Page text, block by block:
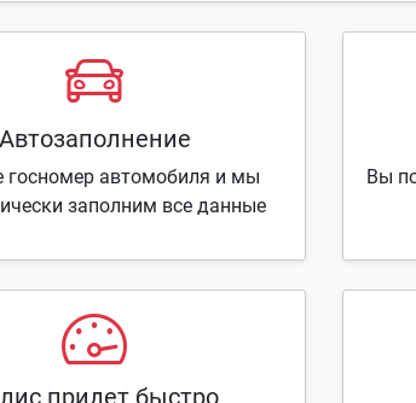
Автозаполнение
госномер автомобиля и мы
заполним все данные
Вы